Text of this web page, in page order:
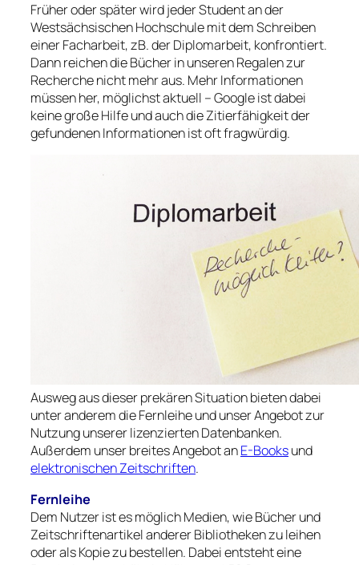
Früher oder später wird jeder Student an der
Westsächsischen Hochschule mit dem Schreiben
einer Facharbeit, zB. der Diplomarbeit, konfrontiert.
Dann reichen die Bücher in unseren Regalen zur
Recherche nicht mehr aus. Mehr Informationen
müssen her, möglichst aktuell – Google ist dabei
keine große Hilfe und auch die Zitierfähigkeit der
gefundenen Informationen ist oft fragwürdig.
Ausweg aus dieser prekären Situation bieten dabei
unter anderem die Fernleihe und unser Angebot zur
Nutzung unserer lizenzierten Datenbanken.
Außerdem unser breites Angebot anE-Booksund
elektronischen Zeitschriften.
Fernleihe
Dem Nutzer ist es möglich Medien, wie Bücher und
Zeitschriftenartikel anderer Bibliotheken zu leihen
oder als Kopie zu bestellen. Dabei entsteht eine